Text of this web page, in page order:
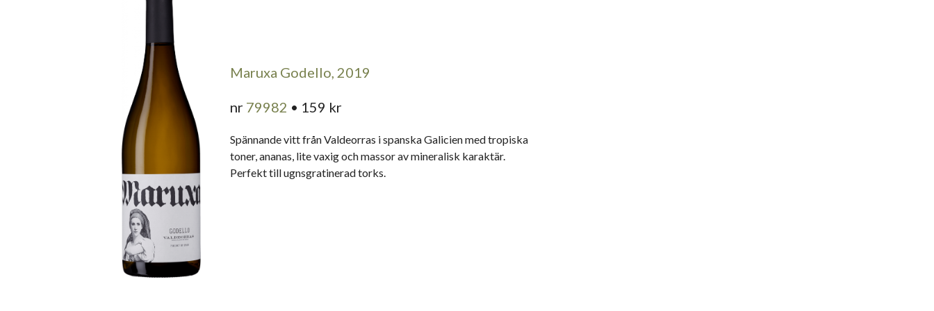
Maruxa Godello, 2019
nr 79982 • 159 kr
Spännande vitt från Valdeorras i spanska Galicien med tropiska
toner, ananas, lite vaxig och massor av mineralisk karaktär.
Perfekt till ugnsgratinerad torks.